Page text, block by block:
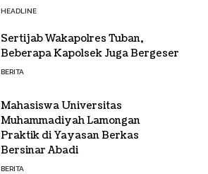
HEADLINE
Sertijab Wakapolres Tuban,
Beberapa Kapolsek Juga Bergeser
BERITA
Mahasiswa Universitas
Muhammadiyah Lamongan
Praktik di Yayasan Berkas
Bersinar Abadi
BERITA